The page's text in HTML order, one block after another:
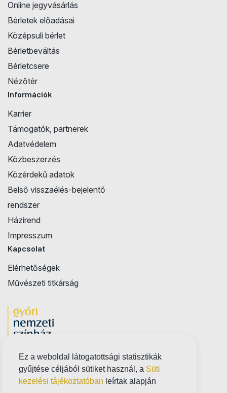
Ez a weboldal látogatottsági statisztikák
gyűjtése céljából sütiket használ, a Süti
kezelési tájékoztatóban leírtak alapján
Online jegyvásárlás
Bérletek előadásai
Középsuli bérlet
Bérletbeváltás
Bérletcsere
Nézőtér
Információk
Karrier
Támogatók, partnerek
Adatvédelem
Közbeszerzés
Közérdekű adatok
Belső visszaélés-bejelentő
rendszer
Házirend
Impresszum
Kapcsolat
Elérhetőségek
Művészeti titkárság